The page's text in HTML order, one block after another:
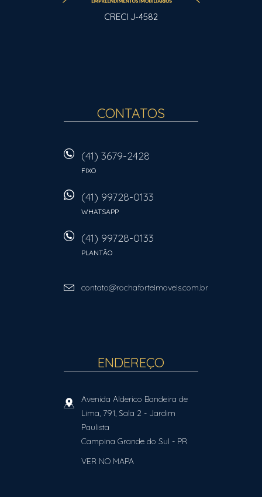
CRECI J-4582
CONTATOS
(41) 3679-2428
FIXO
(41) 99728-0133
WHATSAPP
(41) 99728-0133
PLANTÃO
contato@rochaforteimoveis.com.br
ENDEREÇO
Avenida Alderico Bandeira de
Lima, 791, Sala 2 - Jardim
Paulista
Campina Grande do Sul - PR
VER NO MAPA